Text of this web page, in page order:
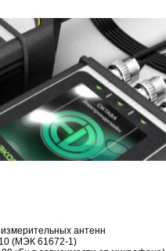
антенн
(МЭК 61672-1)